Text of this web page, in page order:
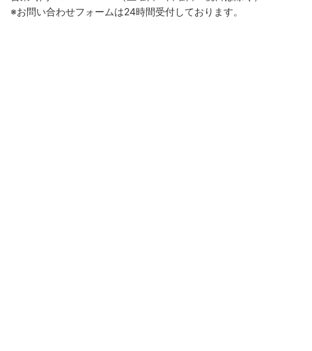
※お問い合わせフォームは24時間受付しております。